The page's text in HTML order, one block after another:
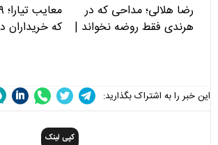
رضا هلالی؛ مداحی که در
هرندی فقط روضه نخواند |
که خریداران
این خبر را به اشتراک بگذارید:
کپی لینک